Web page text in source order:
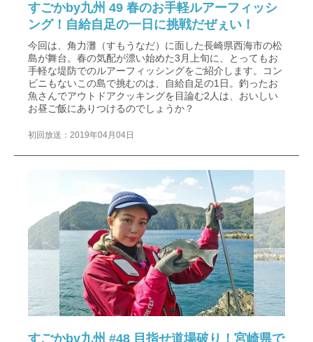
すごかby九州 49 春のお手軽ルアーフィッシ
ング！自給自足の一日に挑戦だぜぇい！
今回は、角力灘（すもうなだ）に面した長崎県西海市の松
島が舞台。春の気配が漂い始めた3月上旬に、とってもお
手軽な堤防でのルアーフィッシングをご紹介します。コン
ビニもないこの島で挑むのは、自給自足の1日。釣ったお
魚さんでアウトドアクッキングを目論む2人は、おいしい
お昼ご飯にありつけるのでしょうか？
初回放送：2019年04月04日
すごかby九州 #48 目指せ道場破り！宮崎県で